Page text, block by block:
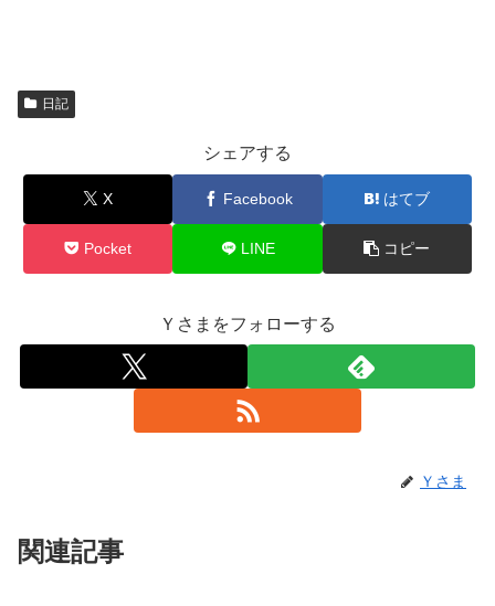
日記
シェアする
X Facebook はてブ
Pocket LINE コピー
Ｙさまをフォローする
Ｙさま
関連記事